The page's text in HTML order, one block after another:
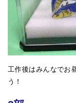
工作後はみんなでお
う！